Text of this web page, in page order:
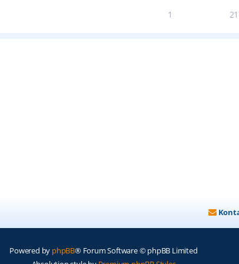
1
Powered by phpBB® Forum Software © phpBB Limited